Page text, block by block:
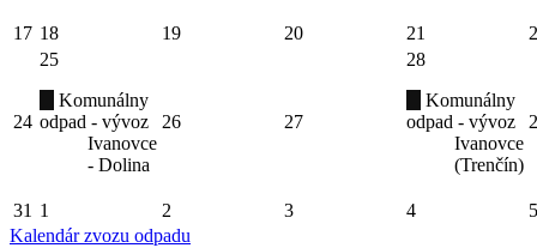
17 18 19 20 21
24
25
Komunálny
odpad - vývoz
Ivanovce
- Dolina
26 27
28
Komunálny
odpad - vývoz
Ivanovce
(Trenčín)
31 1 2 3 4
5
Kalendár zvozu odpadu